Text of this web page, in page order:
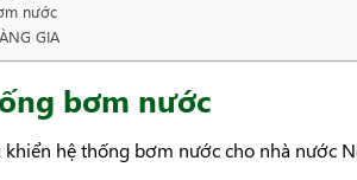
nước
GIA
bơm nước
khiển hệ thống bơm nước cho nhà nước